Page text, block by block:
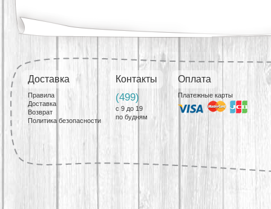
Доставка
Правила
Доставка
Возврат
Политика безопасности
Контакты
(499)
с 9 до 19
по будням
Оплата
Платежные карты